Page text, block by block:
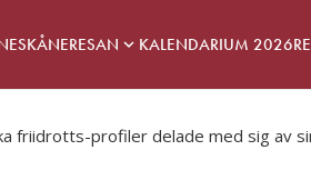
SKÅNERESAN KALENDARIUM 2026
friidrotts-profiler delade med sig av